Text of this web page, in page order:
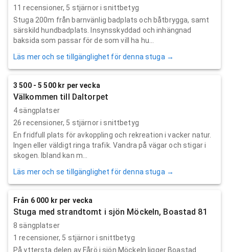
11 recensioner, 5 stjärnor i snittbetyg
Stuga 200m från barnvänlig badplats och båtbrygga, samt
särskild hundbadplats. Insynsskyddad och inhängnad
baksida som passar för de som vill ha hu...
Läs mer och se tillgänglighet för denna stuga →
3 500 - 5 500 kr per vecka
Välkommen till Daltorpet
4 sängplatser
26 recensioner, 5 stjärnor i snittbetyg
En fridfull plats för avkoppling och rekreation i vacker natur.
Ingen eller väldigt ringa trafik. Vandra på vägar och stigar i
skogen. Ibland kan m...
Läs mer och se tillgänglighet för denna stuga →
Från 6 000 kr per vecka
Stuga med strandtomt i sjön Möckeln, Boastad 81
8 sängplatser
1 recensioner, 5 stjärnor i snittbetyg
På yttersta delen av Fårö i sjön Möckeln ligger Boastad